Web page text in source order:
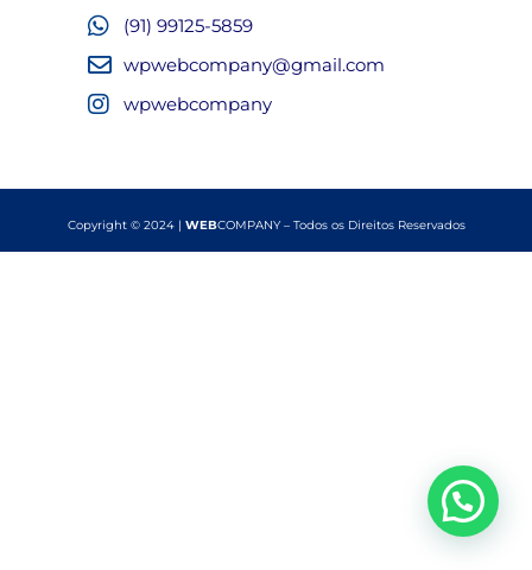
(91) 99125-5859
wpwebcompany@gmail.com
wpwebcompany
Copyright © 2024 | WEBCOMPANY – Todos os Direitos Reservados